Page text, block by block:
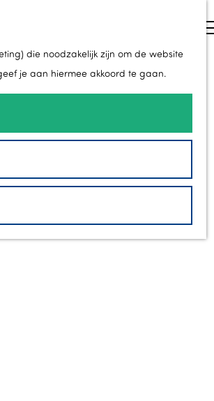
die noodzakelijk zijn om de website
je aan hiermee akkoord te gaan.
k
n